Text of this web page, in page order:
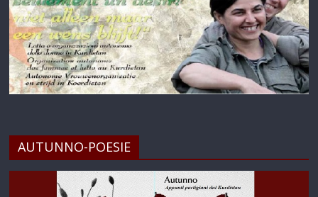
AUTUNNO-POESIE